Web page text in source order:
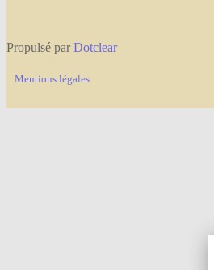
Propulsé parDotclear
Mentions légales